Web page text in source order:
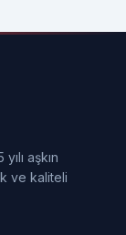
aşkın
ve kaliteli